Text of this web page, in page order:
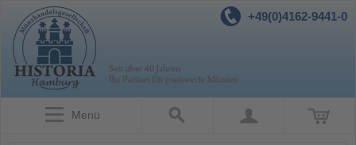
+49(0)4162-9441-0
Menü